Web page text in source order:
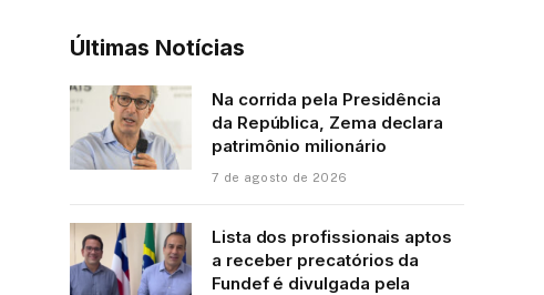
Últimas Notícias
Na corrida pela Presidência
da República, Zema declara
patrimônio milionário
7 de agosto de 2026
Lista dos profissionais aptos
a receber precatórios da
Fundef é divulgada pela